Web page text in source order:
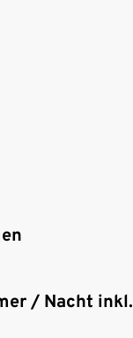
/ Nacht inkl.